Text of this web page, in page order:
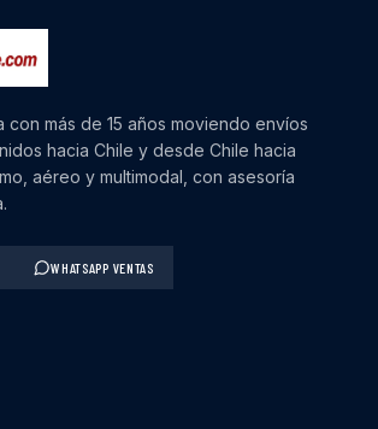
con más de 15 años moviendo envíos
hacia Chile y desde Chile hacia
aéreo y multimodal, con asesoría
WHATSAPP VENTAS